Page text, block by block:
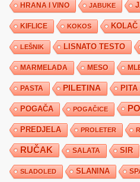
HRANA I VINO JABUKE
KIFLICE KOKOS KOLAČ
LEŠNIK LISNATO TESTO
MARMELADA MESO
PASTA PILETINA PITA
POGAČA POGAČICE
PREDJELA PROLETER
RUČAK SALATA SIR
SLADOLED SLANINA